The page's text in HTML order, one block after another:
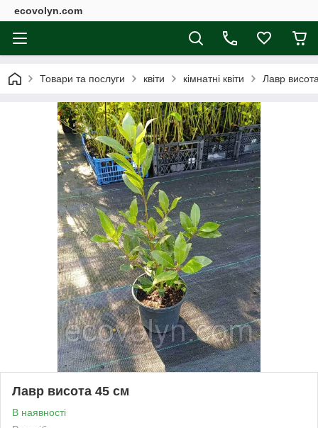
ecovolyn.com
Товари та послуги квіти кімнатні квіти Лавр
Лавр висота 45 см
В наявності